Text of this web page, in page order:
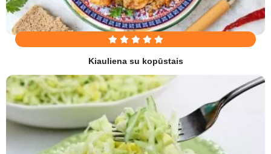
Kiauliena su kopūstais